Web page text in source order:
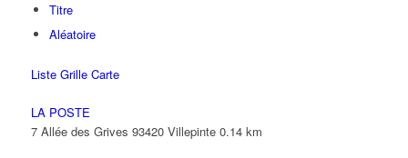
Titre
Aléatoire
Liste Grille Carte
LA POSTE
7 Allée des Grives 93420 Villepinte 0.14 km